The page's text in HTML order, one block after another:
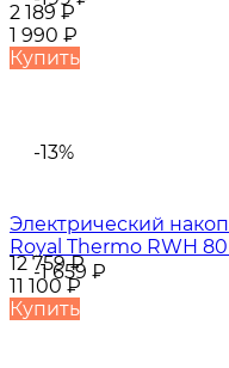
2 189 ₽
1 990 ₽
Купить
-13%
-1 659 ₽
Электрический
Royal Thermo RWH
12 759₽
11 100₽
Купить